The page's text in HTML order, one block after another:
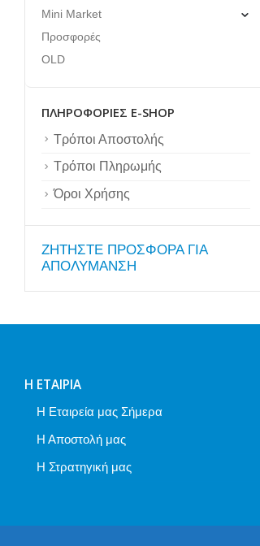
Mini Market
Προσφορές
OLD
ΠΛΗΡΟΦΟΡΊΕΣ E-SHOP
Τρόποι Αποστολής
Τρόποι Πληρωμής
Όροι Χρήσης
ZΗΤΗΣΤΕ ΠΡΟΣΦΟΡΑ ΓΙΑ
ΑΠΟΛΥΜΑΝΣΗ
Η ΕΤΑΙΡΊΑ
Η Εταιρεία μας Σήμερα
Η Αποστολή μας
Η Στρατηγική μας